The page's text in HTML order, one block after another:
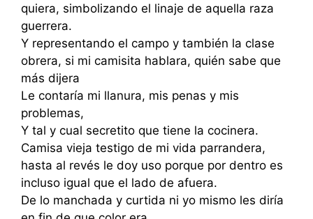
quiera, simbolizando el linaje de aquella raza
guerrera.
Y representando el campo y también la clase
obrera, si mi camisita hablara, quién sabe que
más dijera
Le contaría mi llanura, mis penas y mis
problemas,
Y tal y cual secretito que tiene la cocinera.
Camisa vieja testigo de mi vida parrandera,
hasta al revés le doy uso porque por dentro es
incluso igual que el lado de afuera.
De lo manchada y curtida ni yo mismo les diría